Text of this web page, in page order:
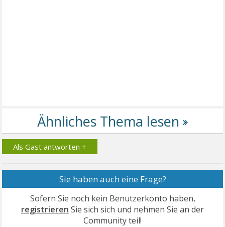
Als Gast antworten +
Sie haben auch eine Frage?
Sofern Sie noch kein Benutzerkonto haben,
registrieren Sie sich sich und nehmen Sie an der
Community teil!